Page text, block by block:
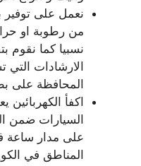
نعمل على توفير
من رطوبة او
نسبيا كما نقوم
الارشادات التي
المحافظة على
اكفأ
السيارات ضمن
على مدار ساعة
المناطق في